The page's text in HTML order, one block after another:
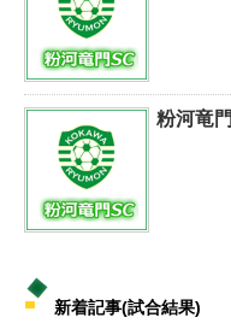
粉河竜
新着記事(試合結果)